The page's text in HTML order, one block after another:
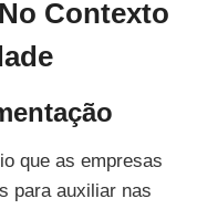
Contexto
que as empresas
para auxiliar nas